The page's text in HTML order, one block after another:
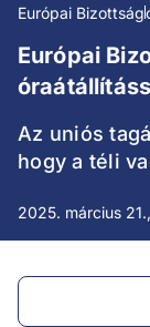
Európai Bizottság
Európai
Az uniós
hogy a téli
2025. március